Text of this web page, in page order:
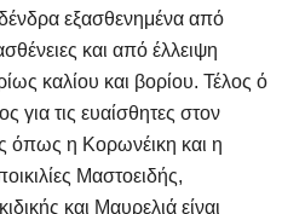
εξασθενημένα από
και από έλλειψη
καλίου και βορίου. Τέλος ό
για τις ευαίσθητες στον
όπως η Κορωνέικη και η
Μαστοειδής,
και Μαυρελιά είναι